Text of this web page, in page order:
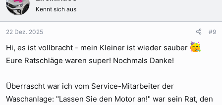
Kennt sich aus
22 Dez. 2025 #9
Hi, es ist vollbracht - mein Kleiner ist wieder sauber
Eure Ratschläge waren super! Nochmals Danke!
Überrascht war ich vom Service-Mitarbeiter der
Waschanlage: "Lassen Sie den Motor an!" war sein Rat, den